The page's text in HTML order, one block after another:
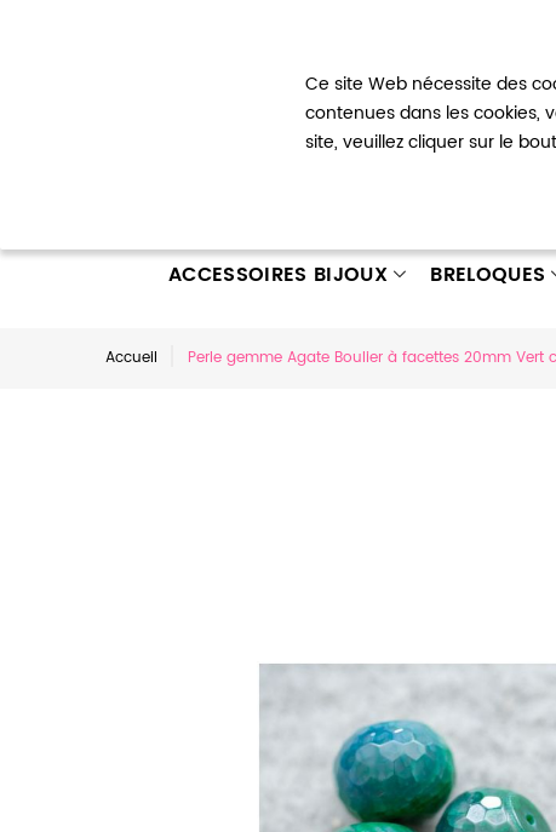
Ce site Web nécessite des
contenues dans les cookies,
site, veuillez cliquer sur le
Mon
ACCESSOIRES BIJOUX BRELOQUES
Accueil Perle gemme Agate Boulier à facettes 20mm Vert